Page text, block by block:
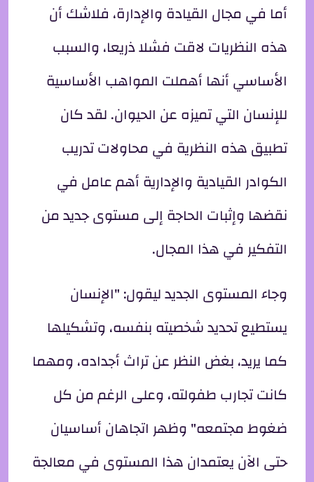
أما في مجال القيادة والإدارة، فلاشك أن
هذه النظريات لاقت فشلا ذريعا، والسبب
الأساسي أنها أهملت المواهب الأساسية
للإنسان التي تميزه عن الحيوان. لقد كان
تطبيق هذه النظرية في محاولات تدريب
الكوادر القيادية والإدارية أهم عامل في
نقضها وإثبات الحاجة إلى مستوى جديد من
التفكير في هذا المجال.
وجاء المستوى الجديد ليقول: "الإنسان
يستطيع تحديد شخصيته بنفسه، وتشكيلها
كما يريد، بغض النظر عن تراث أجداده، ومهما
كانت تجارب طفولته، وعلى الرغم من كل
ضغوط مجتمعه" وظهر اتجاهان أساسيان
حتى الآن يعتمدان هذا المستوى في معالجة